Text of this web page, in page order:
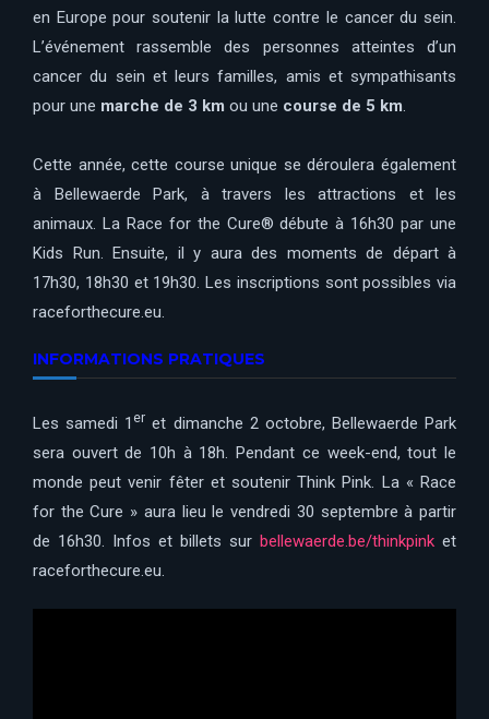
en Europe pour soutenir la lutte contre le cancer du sein.
L’événement rassemble des personnes atteintes d’un
cancer du sein et leurs familles, amis et sympathisants
pour une marche de 3 km ou une course de 5 km.
Cette année, cette course unique se déroulera également
à Bellewaerde Park, à travers les attractions et les
animaux. La Race for the Cure® débute à 16h30 par une
Kids Run. Ensuite, il y aura des moments de départ à
17h30, 18h30 et 19h30. Les inscriptions sont possibles via
raceforthecure.eu.
INFORMATIONS PRATIQUES
Les samedi 1er et dimanche 2 octobre, Bellewaerde Park
sera ouvert de 10h à 18h. Pendant ce week-end, tout le
monde peut venir fêter et soutenir Think Pink. La « Race
for the Cure » aura lieu le vendredi 30 septembre à partir
de 16h30. Infos et billets sur bellewaerde.be/thinkpink et
raceforthecure.eu.